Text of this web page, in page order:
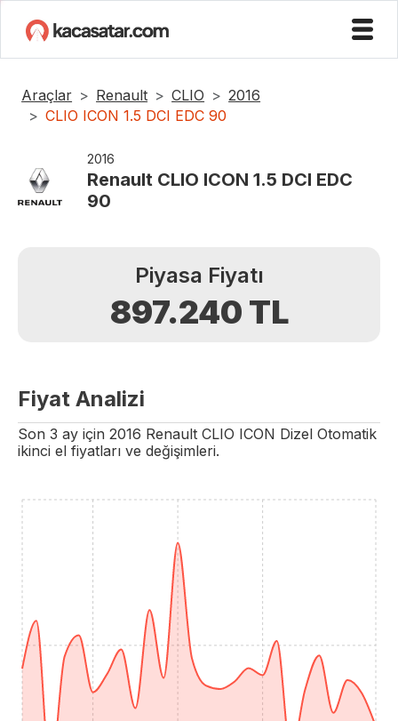
Araçlar Renault CLIO
2016
CLIO ICON 1.5 DCI EDC 90
2016
Renault CLIO ICON 1.5 DCI EDC
90
Piyasa Fiyatı
897.240 TL
Fiyat Analizi
Son 3 ay için 2016 Renault CLIO ICON Dizel Otomatik
ikinci el fiyatları ve değişimleri.